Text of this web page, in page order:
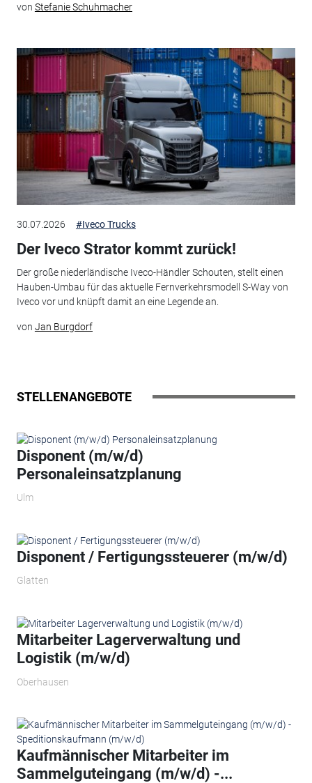
von Stefanie Schuhmacher
30.07.2026 #Iveco Trucks
Der Iveco Strator kommt zurück!
Der große niederländische Iveco-Händler Schouten, stellt einen
Hauben-Umbau für das aktuelle Fernverkehrsmodell S-Way von
Iveco vor und knüpft damit an eine Legende an.
von Jan Burgdorf
STELLENANGEBOTE
Disponent (m/w/d)
Personaleinsatzplanung
Ulm
Disponent / Fertigungssteuerer (m/w/d)
Glatten
Mitarbeiter Lagerverwaltung und
Logistik (m/w/d)
Oberhausen
Kaufmännischer Mitarbeiter im
Sammelguteingang (m/w/d) -...